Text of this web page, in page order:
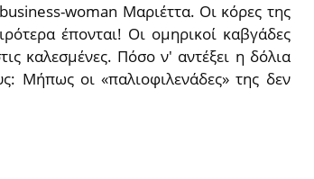
woman Μαριέττα. Οι κόρες της
έπονται! Οι ομηρικοί καβγάδες
καλεσμένες. Πόσο ν' αντέξει η δόλια
Μήπως οι «παλιοφιλενάδες» της δεν